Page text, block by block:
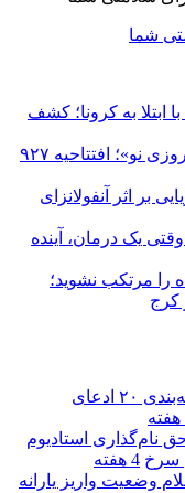
شما
ابتلا به کرونا؛ کشف
رکوردشکنی تاریخی «مرد عنکبوتی: روزی نو»؛ افتتاحیه ۹۲۷
بر اثر آنفولانزای
یک درمان، آینده
طرح لبخند، این 7 اشتباه را مرتکب نشوید؛
کرج
واقعیت‌سنجی شایعات آیفون ۱۸: رتبه‌بندی ۲۰ ادعای
نام‌گذاری استادیوم
سرخ 4 هفته
وضعیت واریز یارانه